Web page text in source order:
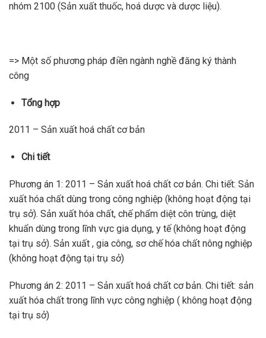
nhóm 2100 (Sản xuất thuốc, hoá dược và dược liệu).
=> Một số phương pháp điền ngành nghề đăng ký thành
công
Tổng hợp
2011 – Sản xuất hoá chất cơ bản
Chi tiết
Phương án 1: 2011 – Sản xuất hoá chất cơ bản. Chi tiết: Sản
xuất hóa chất dùng trong công nghiệp (không hoạt động tại
trụ sở). Sản xuất hóa chất, chế phẩm diệt côn trùng, diệt
khuẩn dùng trong lĩnh vực gia dụng, y tế (không hoạt động
tại trụ sở). Sản xuất , gia công, sơ chế hóa chất nông nghiệp
(không hoạt động tại trụ sở)
Phương án 2: 2011 – Sản xuất hoá chất cơ bản. Chi tiết: sản
xuất hóa chất trong lĩnh vực công nghiệp ( không hoạt động
tại trụ sở)